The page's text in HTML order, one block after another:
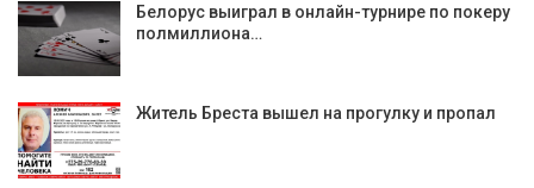
Белорус выиграл в онлайн-турнире по покеру
полмиллиона…
Житель Бреста вышел на прогулку и пропал